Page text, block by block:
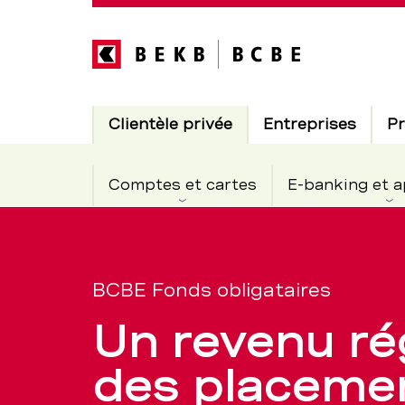
Fonds
Hauptnavigation
Clientèle privéeActif
Comptes et cartes E-banking et
Entreprises
navigation
service
BCBE Fonds obligataires
Un revenu
des